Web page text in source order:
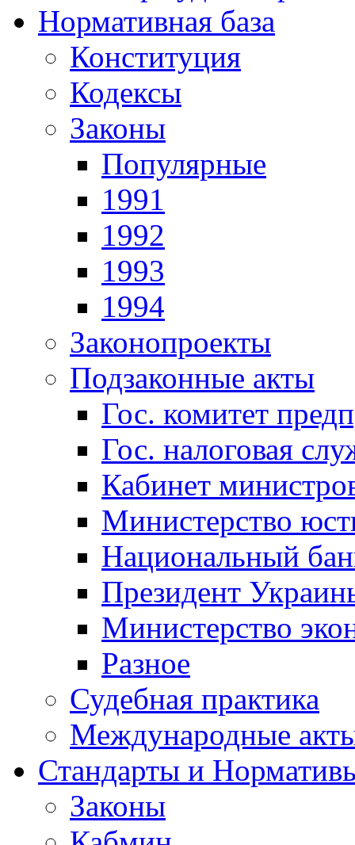
Нормативная база
Конституция
Кодексы
Законы
Популярные
1991
1992
1993
1994
Законопроекты
Подзаконные акты
Гос. комитет
Гос. налоговая
Кабинет
Министерство
Национальный
Президент
Министерство
Разное
Судебная практика
Международные
Стандарты и
Законы